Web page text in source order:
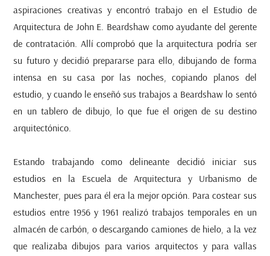
aspiraciones creativas y encontró trabajo en el Estudio de
Arquitectura de John E. Beardshaw como ayudante del gerente
de contratación. Allí comprobó que la arquitectura podría ser
su futuro y decidió prepararse para ello, dibujando de forma
intensa en su casa por las noches, copiando planos del
estudio, y cuando le enseñó sus trabajos a Beardshaw lo sentó
en un tablero de dibujo, lo que fue el origen de su destino
arquitectónico.
Estando trabajando como delineante decidió iniciar sus
estudios en la Escuela de Arquitectura y Urbanismo de
Manchester, pues para él era la mejor opción. Para costear sus
estudios entre 1956 y 1961 realizó trabajos temporales en un
almacén de carbón, o descargando camiones de hielo, a la vez
que realizaba dibujos para varios arquitectos y para vallas